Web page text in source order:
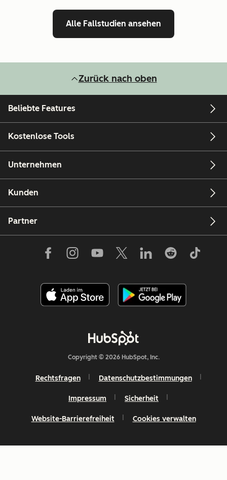
Alle Fallstudien ansehen
Zurück nach oben
Beliebte Features
Kostenlose Tools
Unternehmen
Kunden
Partner
Copyright © 2026 HubSpot, Inc.
Rechtsfragen Datenschutzbestimmungen
Impressum Sicherheit
Website-Barrierefreiheit Cookies verwalten